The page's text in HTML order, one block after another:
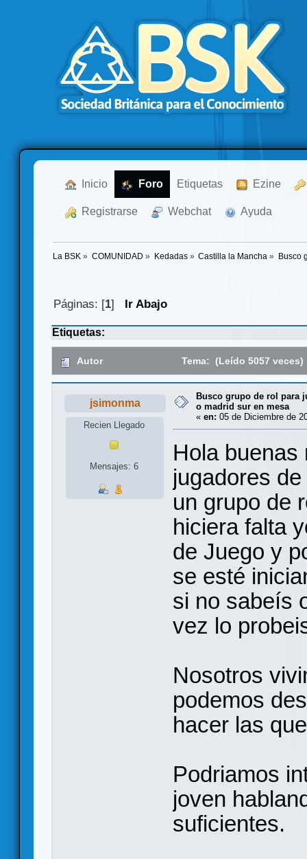
Inicio Foro Etiquetas Ezine
Registrarse Webchat Ayuda
La BSK » COMUNIDAD » Kedadas» Castilla la Mancha » Busco
Páginas: [1] Ir Abajo
Etiquetas:
Autor Tema: (Leído 5057 veces)
jsimonma
Recien Llegado
Mensajes: 6
Busco grupo de rol para
o madrid sur en mesa
« en: 05 de Diciembre de
Hola buenas
jugadores
un grupo de
hiciera falta
de Juego y
se esté
si no sabeís
vez lo
Nosotros
podemos
hacer las
Podriamos
joven
suficientes.